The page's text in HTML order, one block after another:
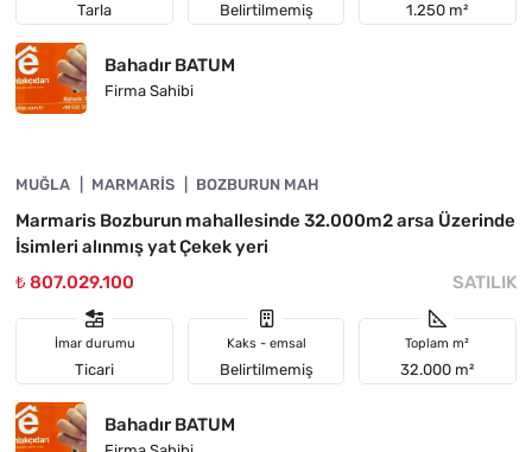
Tarla Belirtilmemiş 1.250 m²
Bahadır BATUM
Firma Sahibi
YATIRIMA UYGUN
MUĞLA MARMARIS BOZBURUN MAH
Marmaris Bozburun mahallesinde 32.000m2 arsa Üzerinde
İsimleri alınmış yat Çekek yeri
₺ 807.029.100
SATILIK
İmar durumu
Ticari
Kaks - emsal
Belirtilmemiş
Toplam m²
32.000 m²
Bahadır BATUM